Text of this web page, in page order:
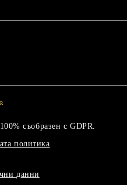
съобразен с GDPR.
политика
данни